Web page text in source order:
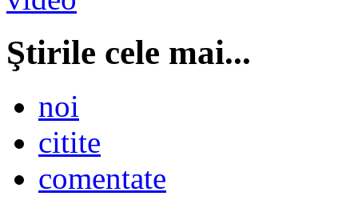
Ştirile cele mai...
noi
citite
comentate